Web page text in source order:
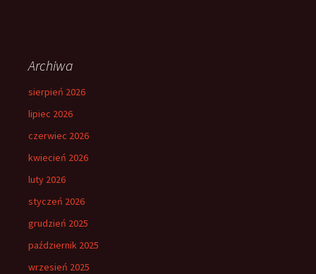
Archiwa
sierpień 2026
lipiec 2026
czerwiec 2026
kwiecień 2026
luty 2026
styczeń 2026
grudzień 2025
październik 2025
wrzesień 2025